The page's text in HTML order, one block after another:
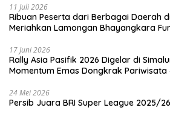
11 Juli 2026
Ribuan Peserta dari Berbagai Daerah
Meriahkan Lamongan Bhayangkara
17 Juni 2026
Rally Asia Pasifik 2026 Digelar di
Momentum Emas Dongkrak
24 Mei 2026
Persib Juara BRI Super League 2025/26